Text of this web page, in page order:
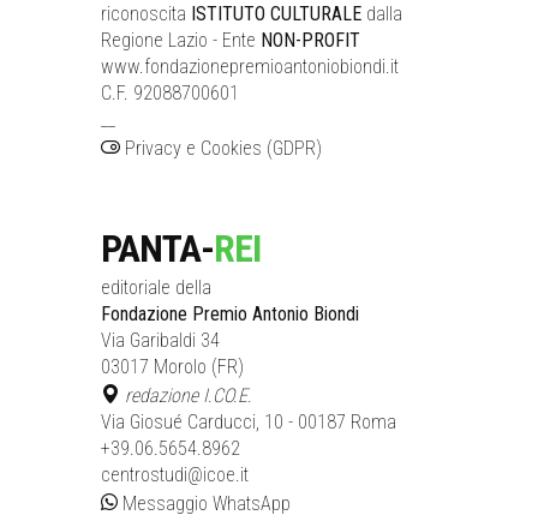
riconoscita ISTITUTO CULTURALE dalla
Regione Lazio - Ente NON-PROFIT
www.fondazionepremioantoniobiondi.it
C.F. 92088700601
Privacy e Cookies (GDPR)
PANTA-REI
editoriale della
Fondazione Premio Antonio Biondi
Via Garibaldi 34
03017 Morolo (FR)
redazione I.CO.E.
Via Giosué Carducci, 10 - 00187 Roma
+39.06.5654.8962
centrostudi@icoe.it
Messaggio WhatsApp